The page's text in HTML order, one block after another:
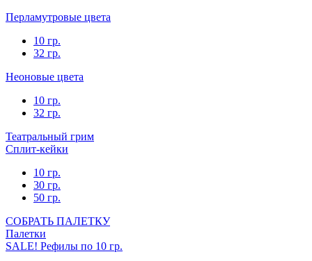
Перламутровые цвета
10 гр.
32 гр.
Неоновые цвета
10 гр.
32 гр.
Театральный грим
Сплит-кейки
10 гр.
30 гр.
50 гр.
СОБРАТЬ ПАЛЕТКУ
Палетки
SALE! Рефилы по 10 гр.